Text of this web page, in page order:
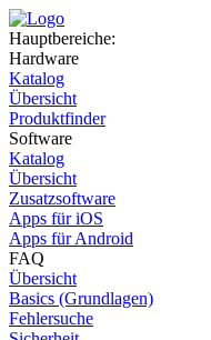
Hauptbereiche:
Hardware
Katalog
Übersicht
Produktfinder
Software
Katalog
Übersicht
Zusatzsoftware
Apps für iOS
Apps für Android
FAQ
Übersicht
Basics (Grundlagen)
Fehlersuche